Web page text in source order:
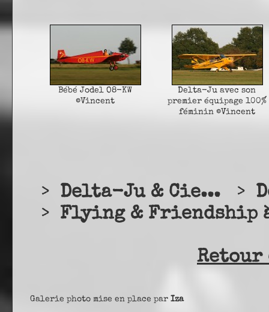
Bébé Jodel O8-KW
©Vincent
Delta-Ju avec son
premier équipage 100%
féminin ©Vincent
> Delta-Ju & Cie... >
> Flying & Friendship
Retour
Galerie photo mise en place par Iza